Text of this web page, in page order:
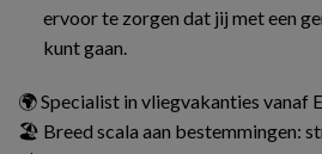
ervoor te zorgen dat jij met een
kunt gaan.
🌍 Specialist in vliegvakanties vanaf
🏖️ Breed scala aan bestemmingen: